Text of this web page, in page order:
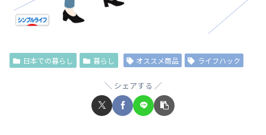
日本での暮らし 暮らし オススメ商品 ライフハック
シェアする